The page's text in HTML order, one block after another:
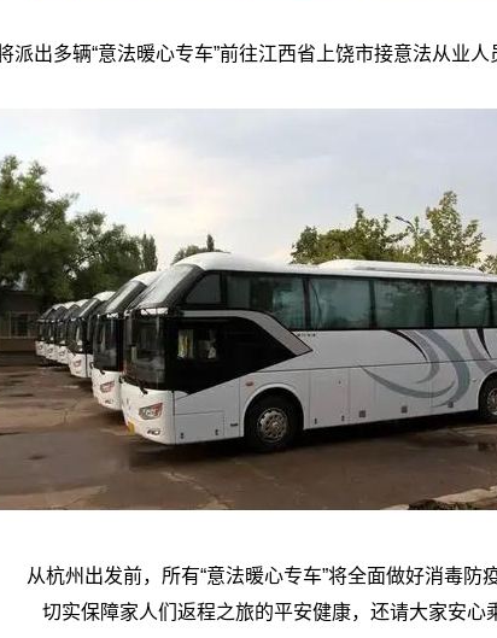
出多辆“意法暖心专车”前往江西省上饶市接意法从业
从杭州出发前，所有“意法暖心专车”将全面做好消毒防
切实保障家人们返程之旅的平安健康， 还请大家安心